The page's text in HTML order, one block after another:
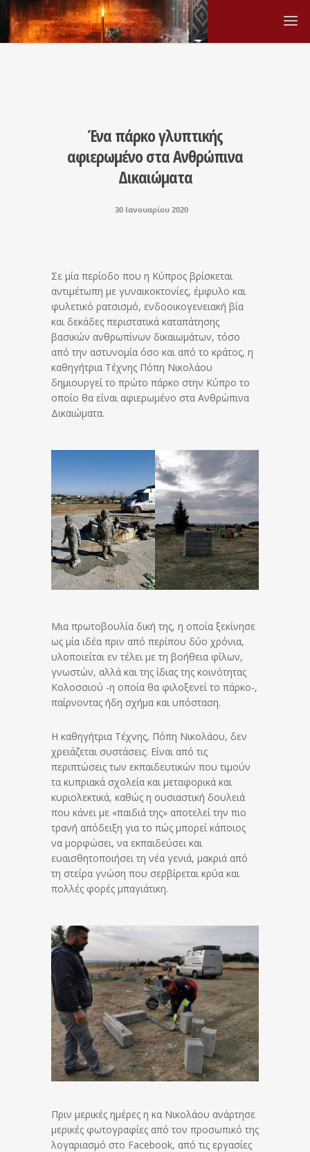
Ένα πάρκο γλυπτικής
αφιερωμένο στα Ανθρώπινα
Δικαιώματα
30 Ιανουαρίου 2020
Σε μία περίοδο που η Κύπρος βρίσκεται
αντιμέτωπη με γυναικοκτονίες, έμφυλο και
φυλετικό ρατσισμό, ενδοοικογενειακή βία
και δεκάδες περιστατικά καταπάτησης
βασικών ανθρωπίνων δικαιωμάτων, τόσο
από την αστυνομία όσο και από το κράτος, η
καθηγήτρια Τέχνης Πόπη Νικολάου
δημιουργεί το πρώτο πάρκο στην Κύπρο το
οποίο θα είναι αφιερωμένο στα Ανθρώπινα
Δικαιώματα.
Μια πρωτοβουλία δική της, η οποία ξεκίνησε
ως μία ιδέα πριν από περίπου δύο χρόνια,
υλοποιείται εν τέλει με τη βοήθεια φίλων,
γνωστών, αλλά και της ίδιας της κοινότητας
Κολοσσιού -η οποία θα φιλοξενεί το πάρκο-,
παίρνοντας ήδη σχήμα και υπόσταση.
Η καθηγήτρια Τέχνης, Πόπη Νικολάου, δεν
χρειάζεται συστάσεις. Είναι από τις
περιπτώσεις των εκπαιδευτικών που τιμούν
τα κυπριακά σχολεία και μεταφορικά και
κυριολεκτικά, καθώς η ουσιαστική δουλειά
που κάνει με «παιδιά της» αποτελεί την πιο
τρανή απόδειξη για το πώς μπορεί κάποιος
να μορφώσει, να εκπαιδεύσει και
ευαισθητοποιήσει τη νέα γενιά, μακριά από
τη στείρα γνώση που σερβίρεται κρύα και
πολλές φορές μπαγιάτικη.
Πριν μερικές ημέρες η κα Νικολάου ανάρτησε
μερικές φωτογραφίες από τον προσωπικό της
λογαριασμό στο Facebook, από τις εργασίες